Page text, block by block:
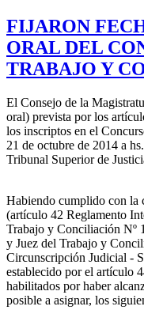
FIJARON
ORAL DEL
TRABAJO Y
El Consejo de la
oral) prevista por los
los inscriptos en el
21 de octubre de 2014 a
Tribunal Superior de
Habiendo cumplido con la
(artículo 42 Reglamento
Trabajo y Conciliación Nº
y Juez del Trabajo y
Circunscripción Judicial -
establecido por el artículo
habilitados por haber
posible a asignar, los